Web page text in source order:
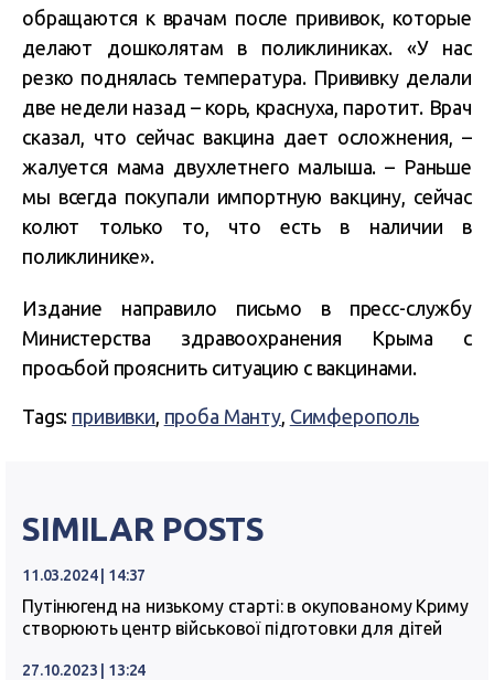
обращаются к врачам после прививок, которые
делают дошколятам в поликлиниках. «У нас
резко поднялась температура. Прививку делали
две недели назад – корь, краснуха, паротит. Врач
сказал, что сейчас вакцина дает осложнения, –
жалуется мама двухлетнего малыша. – Раньше
мы всегда покупали импортную вакцину, сейчас
колют только то, что есть в наличии в
поликлинике».
Издание направило письмо в пресс-службу
Министерства здравоохранения Крыма с
просьбой прояснить ситуацию с вакцинами.
Tags: прививки, проба Манту, Симферополь
SIMILAR POSTS
11.03.2024 | 14:37
Путінюгенд на низькому старті: в окупованому Криму
створюють центр військової підготовки для дітей
27.10.2023 | 13:24